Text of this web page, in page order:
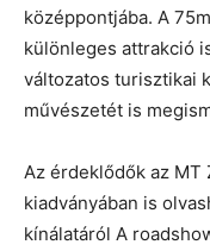
középpontjába. A
különleges attrakció
változatos turisztikai
művészetét is
Az érdeklődők az
kiadványában is
kínálatáról A